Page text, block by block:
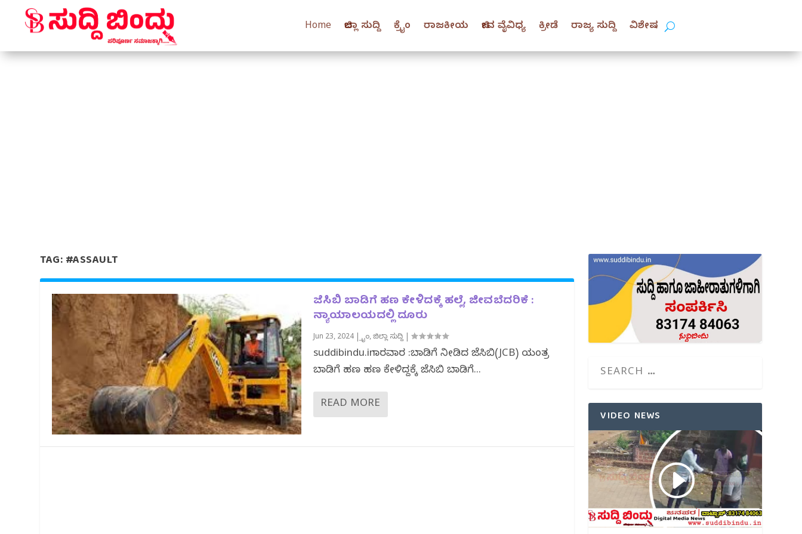
Home ಜಿಲ್ಲಾ ಸುದ್ದಿ ಕ್ರೈಂ ರಾಜಕೀಯ ಜೀವ ವೈವಿಧ್ಯ ಕ್ರೀಡೆ ರಾಜ್ಯ ಸುದ್ದಿ ವಿಶೇಷ
TAG:#ASSAULT
ಜೆಸಿಬಿ ಬಾಡಿಗೆ ಹಣ ಕೇಳಿದಕ್ಕೆ ಹಲ್ಲೆ, ಜೀವಬೆದರಿಕೆ :
ನ್ಯಾಯಾಲಯದಲ್ಲಿ ದೂರು
Jun 23, 2024|ಕ್ರೈಂ,ಜಿಲ್ಲಾ ಸುದ್ದಿ|
suddibindu.inಕಾರವಾರ :ಬಾಡಿಗೆ ನೀಡಿದ ಜೆಸಿಬಿ(JCB) ಯಂತ್ರ
ಬಾಡಿಗೆ ಹಣ ಹಣ ಕೇಳಿದ್ದಕ್ಕೆ ಜೆಸಿಬಿ ಬಾಡಿಗೆ...
READ MORE
VIDEO NEWS